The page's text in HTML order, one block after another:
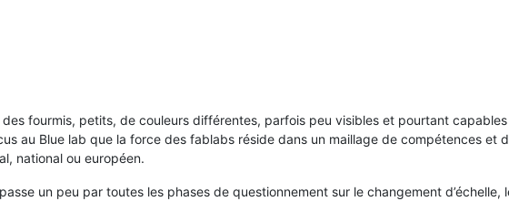
des fourmis, petits, de couleurs différentes, parfois peu visibles et pourtant
au Blue lab que la force des fablabs réside dans un maillage de compétences et
national ou européen.
un peu par toutes les phases de questionnement sur le changement d’échelle,